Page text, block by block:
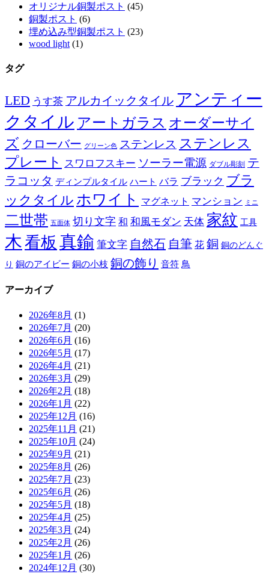
オリジナル銅製ポスト (45)
銅製ポスト (6)
埋め込み型銅製ポスト (23)
wood light (1)
タグ
LED うす茶 アルカイックタイル アンティー
クタイル アートガラス オーダーサイ
ズ クローバー グリーン色 ステンレス ステンレス
プレート スワロフスキー ソーラー電源 ダブル彫刻 テ
ラコッタ ディンプルタイル ハート バラ ブラック ブラ
ックタイル ホワイト マグネット マンション ミニ
二世帯 五面体 切り文字 和 和風モダン 天体 家紋 工具
木看板 真鍮 筆文字 自然石 自筆 花 銅 銅のどんぐ
り 銅のアイビー 銅の小枝 銅の飾り 音符 鳥
アーカイブ
2026年8月 (1)
2026年7月 (20)
2026年6月 (16)
2026年5月 (17)
2026年4月 (21)
2026年3月 (29)
2026年2月 (18)
2026年1月 (22)
2025年12月 (16)
2025年11月 (21)
2025年10月 (24)
2025年9月 (21)
2025年8月 (26)
2025年7月 (23)
2025年6月 (26)
2025年5月 (18)
2025年4月 (25)
2025年3月 (24)
2025年2月 (26)
2025年1月 (26)
2024年12月 (30)